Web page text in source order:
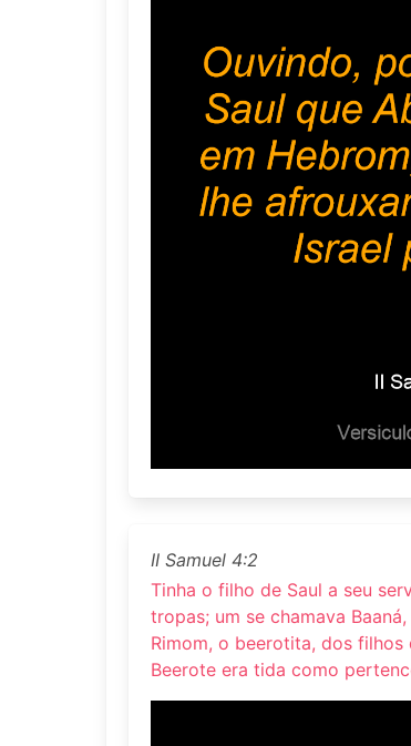
II Samuel 4:2
Tinha o filho de Saul a seu
tropas; um se chamava
Rimom, o beerotita, dos filhos
Beerote era tida como